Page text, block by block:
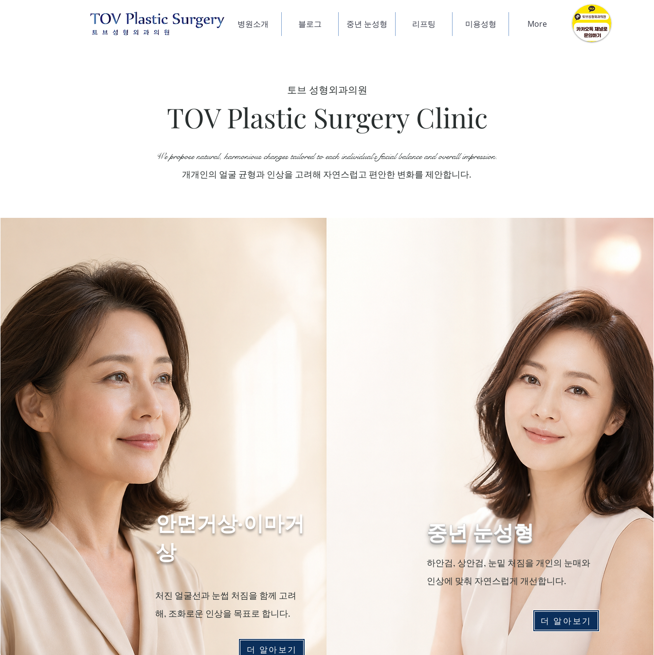
병원소개 블로그 중년 눈성형 리프팅 미용성형 More
토브 성형외과의원
TOV Plastic Surgery Clinic
We propose natural, harmonious changes tailored to each individual’s facial balance and overall impression.
개개인의 얼굴 균형과 인상을 고려해 자연스럽고 편안한 변화를 제안합니다.
안면거상·이마거
상
처진 얼굴선과 눈썹 처짐을 함께 고려
해, 조화로운 인상을 목표로 합니다.
더 알아보기
중년 눈성형
​하안검, 상안검, 눈밑 처짐을 개인의 눈매와
인상에 맞춰 자연스럽게 개선합니다.
더 알아보기